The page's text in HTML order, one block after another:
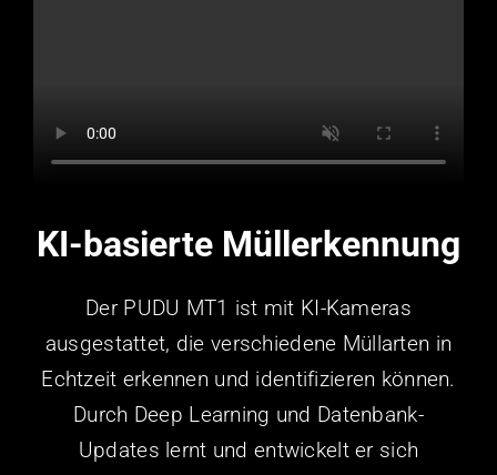
KI-basierte Müllerkennung
Der PUDU MT1 ist mit KI-Kameras
ausgestattet, die verschiedene Müllarten in
Echtzeit erkennen und identifizieren können.
Durch Deep Learning und Datenbank-
Updates lernt und entwickelt er sich